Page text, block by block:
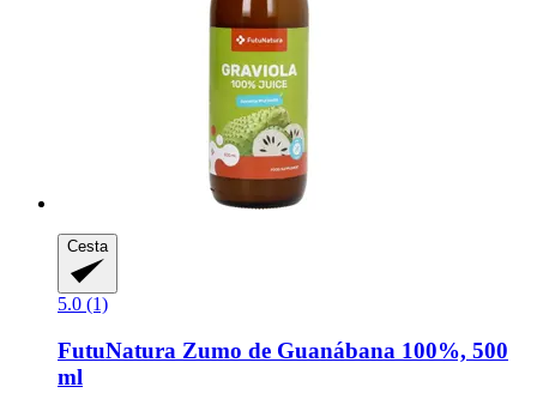
Cesta
5.0 (1)
FutuNatura Zumo de Guanábana 100%, 500
ml